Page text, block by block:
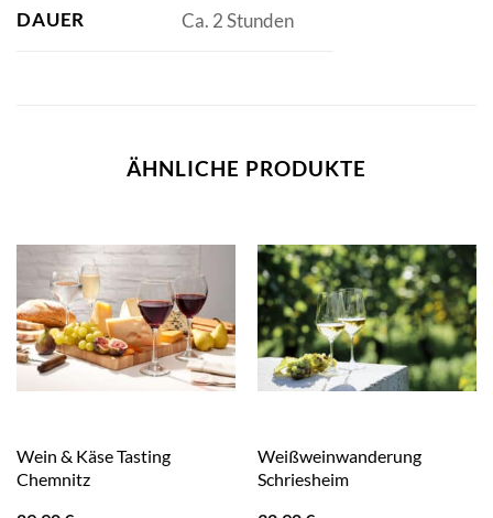
DAUER Ca. 2 Stunden
ÄHNLICHE PRODUKTE
Wein & Käse Tasting
Chemnitz
Weißweinwanderung
Schriesheim